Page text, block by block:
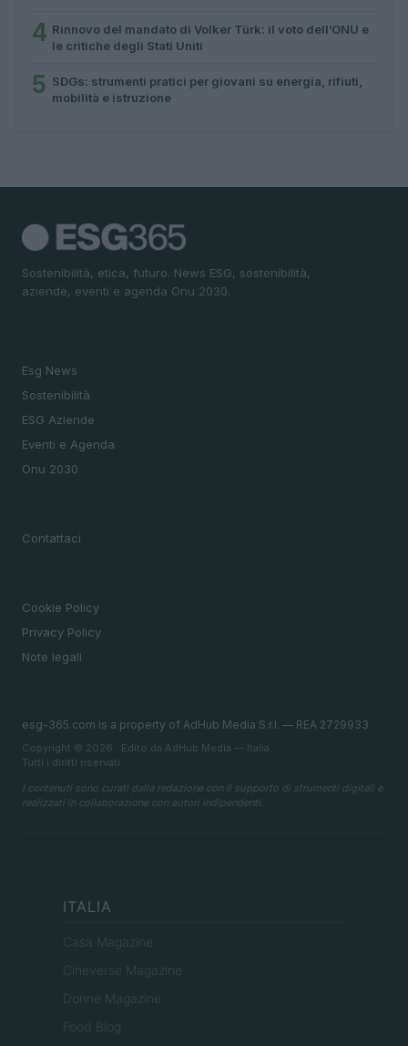
4 Rinnovo del mandato di Volker Türk: il voto dell’ONU e
le critiche degli Stati Uniti
5 SDGs: strumenti pratici per giovani su energia, rifiuti,
mobilità e istruzione
Sostenibilità, etica, futuro. News ESG, sostenibilità,
aziende, eventi e agenda Onu 2030.
Esg News
Sostenibilità
ESG Aziende
Eventi e Agenda
Onu 2030
Contattaci
Cookie Policy
Privacy Policy
Note legali
esg-365.com is a property of AdHub Media S.r.l. — REA 2729933
Copyright © 2026 · Edito da AdHub Media — Italia
Tutti i diritti riservati
I contenuti sono curati dalla redazione con il supporto di strumenti digitali e
realizzati in collaborazione con autori indipendenti.
ITALIA
Casa Magazine
Cineverse Magazine
Donne Magazine
Food Blog